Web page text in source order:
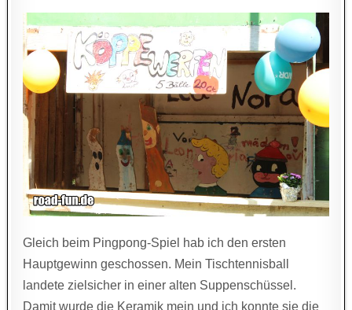
Gleich beim Pingpong-Spiel hab ich den ersten
Hauptgewinn geschossen. Mein Tischtennisball
landete zielsicher in einer alten Suppenschüssel.
Damit wurde die Keramik mein und ich konnte sie die